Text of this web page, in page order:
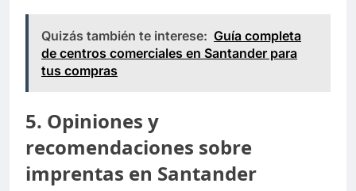
Quizás también te interese: Guía completa
de centros comerciales en Santander para
tus compras
5. Opiniones y
recomendaciones sobre
imprentas en Santander